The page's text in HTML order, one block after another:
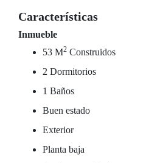
Características
Inmueble
53 M2 Construidos
2 Dormitorios
1 Baños
Buen estado
Exterior
Planta baja